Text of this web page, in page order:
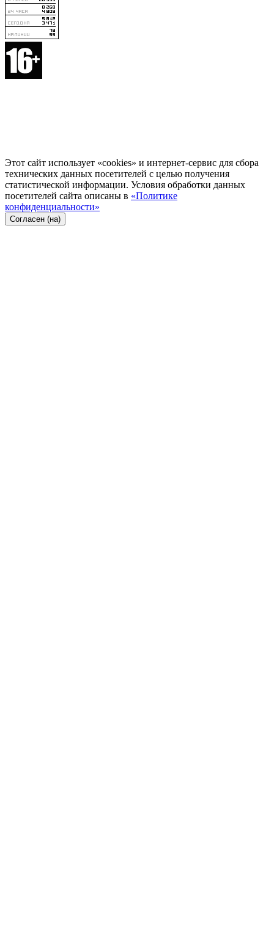
Этот сайт использует «cookies» и интернет-сервис для сбора
технических данных посетителей с целью получения
статистической информации. Условия обработки данных
посетителей сайта описаны в «Политике
конфиденциальности»
Согласен (на)